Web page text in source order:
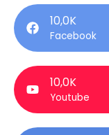
10,0K
Facebook
10,0K
Youtube